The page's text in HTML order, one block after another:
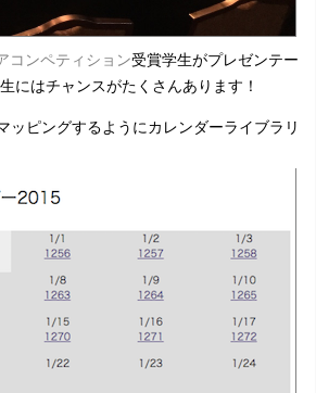
コンペティション受賞学生がプレゼンテー
にはチャンスがたくさんあります！
ッピングするようにカレンダーライブラリ